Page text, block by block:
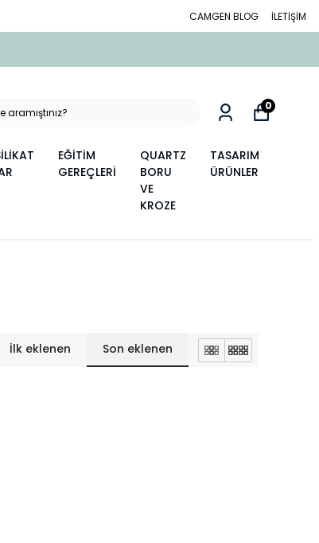
CAMGEN BLOG İLETİŞİM
EĞİTİM
GEREÇLERİ
QUARTZ
BORU
VE
KROZE
TASARIM
ÜRÜNLER
0
İlk eklenen Son eklenen